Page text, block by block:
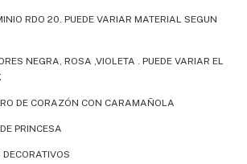
RDO 20. PUEDE VARIAR MATERIAL SEGUN
NEGRA, ROSA ,VIOLETA . PUEDE VARIAR EL
DE CORAZÓN CON CARAMAÑOLA
PRINCESA